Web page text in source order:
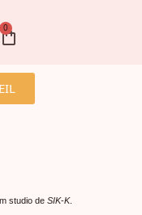
0
studio de SIK-K.